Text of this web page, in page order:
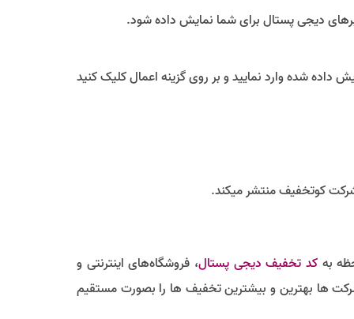
دیجی پستال برای شما نمایش داده شود.
شده وارد نمایید و بر روی گزینه اعمال کلیک کنید
کوتخفیف منتشر میکند.
بهکد تخفیف دیجی پستال، فروشگاه‌های اینترنتی و
ها بهترین و بیشترین تخفیف ها را بصورت مستقیم